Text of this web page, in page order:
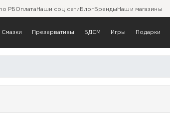
РБ Оплата Наши соц.сети Блог Бренды Наши магазины
Смазки Презервативы БДСМ Игры Подарки